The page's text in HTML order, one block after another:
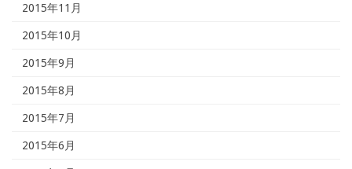
2015年11月
2015年10月
2015年9月
2015年8月
2015年7月
2015年6月